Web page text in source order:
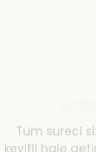
Tüm süreci
keyifli hale